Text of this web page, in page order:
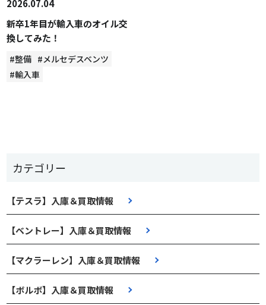
カテゴリー
【テスラ】入庫＆買取情報
【ベントレー】入庫＆買取情報
【マクラーレン】入庫＆買取情報
【ボルボ】入庫＆買取情報
2026.07.04
新卒1年目が輸入車のオイル交
換してみた！
#整備 #メルセデスベンツ
#輸入車